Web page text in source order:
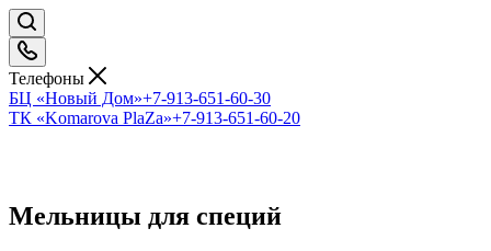
Телефоны
БЦ «Новый Дом»+7-913-651-60-30
ТК «Komarova PlaZa»+7-913-651-60-20
Мельницы для специй